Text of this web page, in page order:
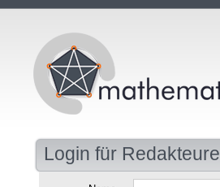
Login für Redakteure